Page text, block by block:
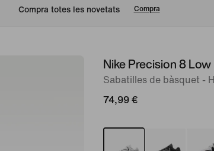
Compra totes les novetats Compra
ImatgeNike Precision 8 Low
Sabatilles de bàsquet -
74,99 €